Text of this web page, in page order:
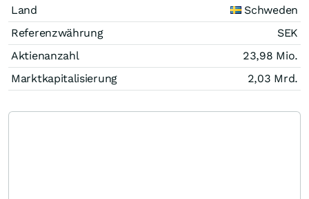
Land
Schweden
Referenzwährung
SEK
Aktienanzahl
23,98 Mio.
Marktkapitalisierung
2,03 Mrd.